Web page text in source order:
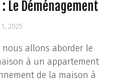
Le Déménagement
2025
allons aborder le
à un appartement
de la maison à